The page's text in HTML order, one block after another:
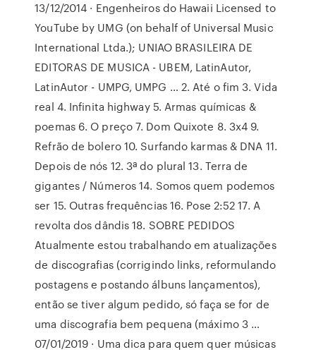
13/12/2014 · Engenheiros do Hawaii Licensed to
YouTube by UMG (on behalf of Universal Music
International Ltda.); UNIAO BRASILEIRA DE
EDITORAS DE MUSICA - UBEM, LatinAutor,
LatinAutor - UMPG, UMPG … 2. Até o fim 3. Vida
real 4. Infinita highway 5. Armas químicas &
poemas 6. O preço 7. Dom Quixote 8. 3x4 9.
Refrão de bolero 10. Surfando karmas & DNA 11.
Depois de nós 12. 3ª do plural 13. Terra de
gigantes / Números 14. Somos quem podemos
ser 15. Outras frequências 16. Pose 2:52 17. A
revolta dos dândis 18. SOBRE PEDIDOS
Atualmente estou trabalhando em atualizações
de discografias (corrigindo links, reformulando
postagens e postando álbuns lançamentos),
então se tiver algum pedido, só faça se for de
uma discografia bem pequena (máximo 3 …
07/01/2019 · Uma dica para quem quer músicas